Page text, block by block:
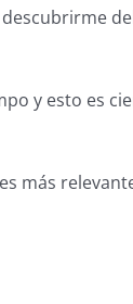
y esto es
más